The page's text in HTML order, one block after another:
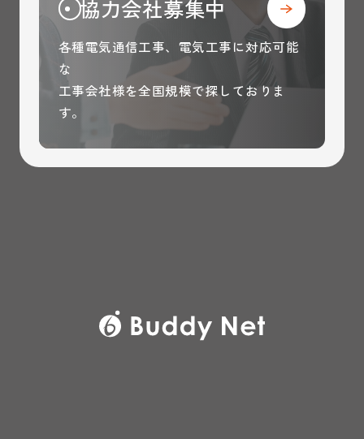
協力会社募集中
各種電気通信工事、電気工事に対応可能
な
工事会社様を全国規模で探しておりま
す。